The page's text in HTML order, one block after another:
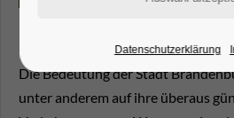
Die Bedeutung der Stadt
unter anderem auf ihre überaus
Datenschutzerklärung